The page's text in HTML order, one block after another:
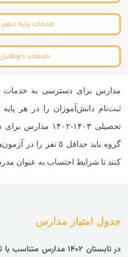
خدمات پایه دهم
خدمات
مدارس برای دسترسی به خدمات
ثبت‌نام دانش‌آموزان را در هر
تحصیلی ۱۴۰۳-۱۴۰۲
گروه باید حداقل ٥
کنند تا شرایط احتساب به عنوان
جدول امتیاز مدارس
در تابستان ۱۴۰۲ مدارس